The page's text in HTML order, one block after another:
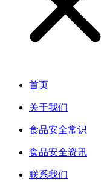
首页
关于我们
食品安全常识
食品安全资讯
联系我们